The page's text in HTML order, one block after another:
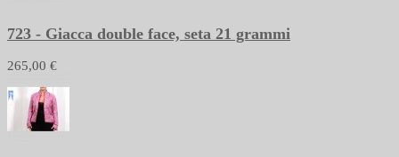
723 - Giacca double face, seta 21 grammi
265,00 €